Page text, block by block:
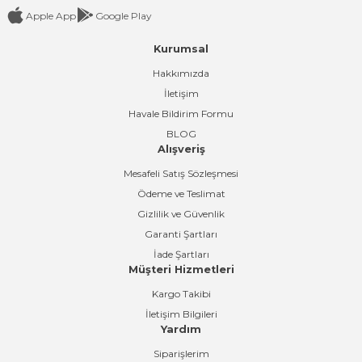
Apple App Google Play
Kurumsal
Hakkımızda
İletişim
Havale Bildirim Formu
BLOG
Alışveriş
Mesafeli Satış Sözleşmesi
Ödeme ve Teslimat
Gizlilik ve Güvenlik
Garanti Şartları
İade Şartları
Müşteri Hizmetleri
Kargo Takibi
İletişim Bilgileri
Yardım
Siparişlerim